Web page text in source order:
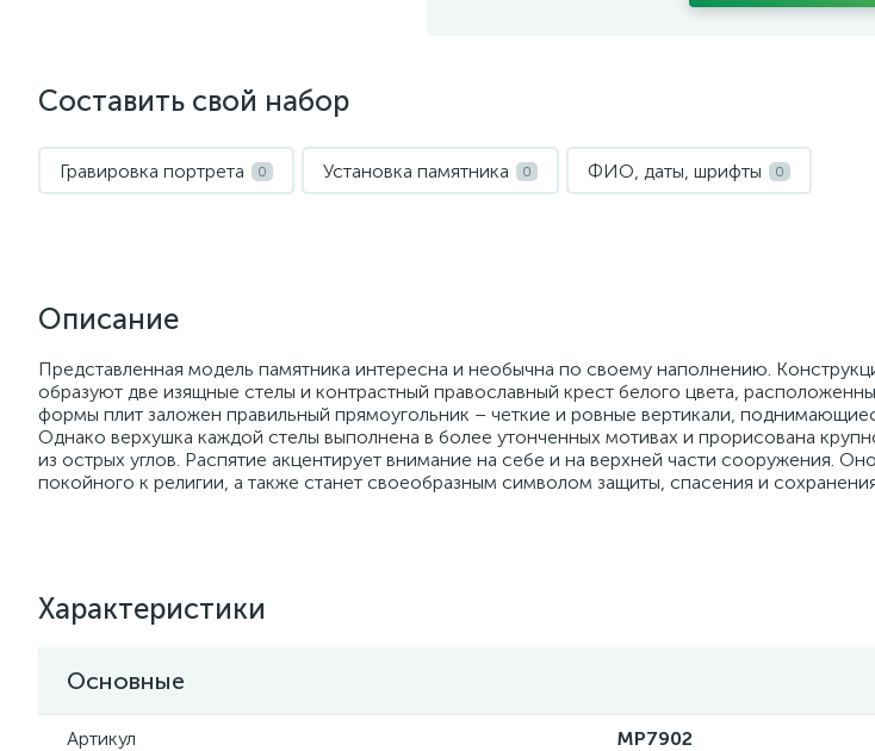
Составить свой набор
Гравировка портрета 0 Установка памятника 0 ФИО, даты, шрифты 0
Описание
Представленная модель памятника интересна и необычна по своему наполнению.
образуют две изящные стелы и контрастный православный крест белого цвета,
формы плит заложен правильный прямоугольник – четкие и ровные вертикали,
Однако верхушка каждой стелы выполнена в более утонченных мотивах и прорисована
из острых углов. Распятие акцентирует внимание на себе и на верхней части сооружения.
покойного к религии, а также станет своеобразным символом защиты, спасения и
Характеристики
Основные
Артикул MP7902